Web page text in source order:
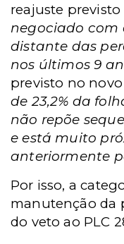
reajuste previsto
negociado com
distante das
nos últimos 9
previsto no
de 23,2% da
não repõe
e está muito
anteriormente
Por isso, a
manutenção da
do veto ao PLC